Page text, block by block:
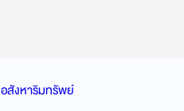
อสังหาริมทรัพย์